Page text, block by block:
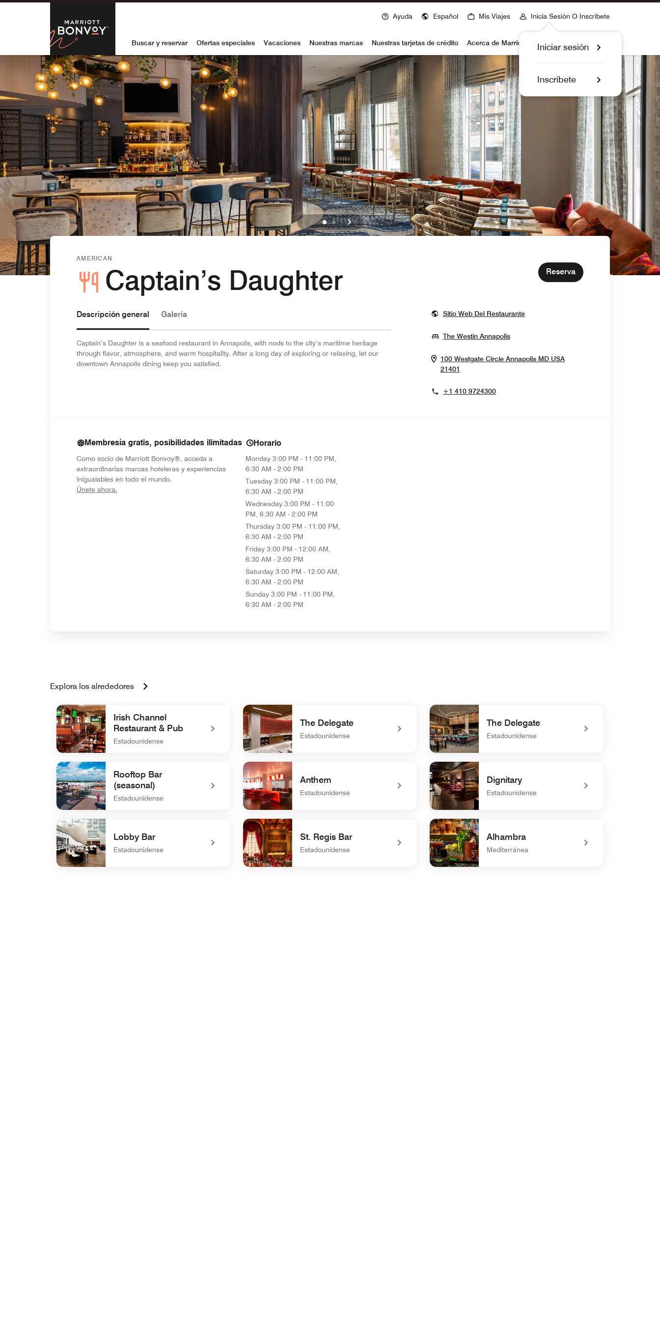
Skip to Content
Marriott Bonvoy
Ayuda Español Mis Viajes Inicia Sesión O Inscríbete
Iniciar sesión
Inscríbete
Buscar y reservar Ofertas especiales Vacaciones Nuestras marcas Nuestras tarjetas de crédito Acerca de Marriott Bonvoy
AMERICAN
Captain’s Daughter Reserva
Descripción general Galería
Captain’s Daughter is a seafood restaurant in Annapolis, with nods to the city’s maritime heritage
through flavor, atmosphere, and warm hospitality. After a long day of exploring or relaxing, let our
downtown Annapolis dining keep you satisfied.
Sitio Web Del RestauranteOpens In New Window
The Westin AnnapolisOpens In New Window
100 Westgate Circle Annapolis MD USA
21401
+1 410 9724300
Membresía gratis, posibilidades ilimitadas
Como socio de Marriott Bonvoy®, acceda a
extraordinarias marcas hoteleras y experiencias
inigualables en todo el mundo.
Únete ahora.
Horario
Monday 3:00 PM - 11:00 PM,
6:30 AM - 2:00 PM
Tuesday 3:00 PM - 11:00 PM,
6:30 AM - 2:00 PM
Wednesday 3:00 PM - 11:00
PM, 6:30 AM - 2:00 PM
Thursday 3:00 PM - 11:00 PM,
6:30 AM - 2:00 PM
Friday 3:00 PM - 12:00 AM,
6:30 AM - 2:00 PM
Saturday 3:00 PM - 12:00 AM,
6:30 AM - 2:00 PM
Sunday 3:00 PM - 11:00 PM,
6:30 AM - 2:00 PM
Explora los alrededores
Irish Channel
Restaurant & Pub
Estadounidense
undefined Irish Channel Restaurant & Pub
The Delegate
Estadounidense
undefined The Delegate
The Delegate
Estadounidense
undefined The Delegate
Rooftop Bar
(seasonal)
Estadounidense
undefined Rooftop Bar (seasonal)
Anthem
Estadounidense
undefined Anthem
Dignitary
Estadounidense
undefined Dignitary
Lobby Bar
Estadounidense
St. Regis Bar
Estadounidense
Alhambra
Mediterránea